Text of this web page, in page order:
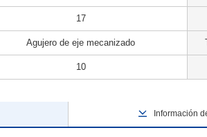
17
Agujero de eje mecanizado
10
Información